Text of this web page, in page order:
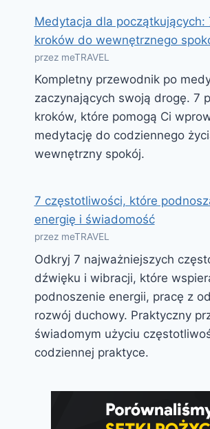
Medytacja dla początkujących:
kroków do wewnętrznego
przez meTRAVEL
Kompletny przewodnik po
zaczynających swoją drogę. 7
kroków, które pomogą Ci
medytację do codziennego
wewnętrzny spokój.
7 częstotliwości, które
energię i świadomość
przez meTRAVEL
Odkryj 7 najważniejszych
dźwięku i wibracji, które
podnoszenie energii, pracę z
rozwój duchowy. Praktyczny
świadomym użyciu
codziennej praktyce.